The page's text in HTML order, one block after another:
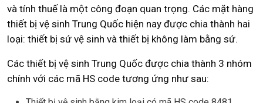
và tính thuế là một công đoạn quan trọng. Các mặt hàng
thiết bị vệ sinh Trung Quốc hiện nay được chia thành hai
loại: thiết bị sứ vệ sinh và thiết bị không làm bằng sứ.
Các thiết bị vệ sinh Trung Quốc được chia thành 3 nhóm
chính với các mã HS code tương ứng như sau: